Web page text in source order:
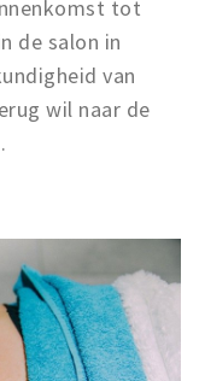
tot
de salon in
van
wil naar de